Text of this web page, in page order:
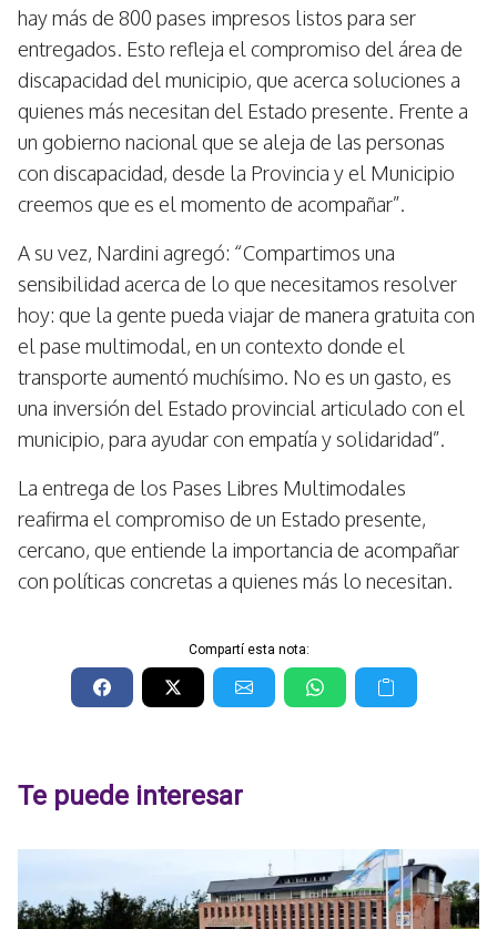
hay más de 800 pases impresos listos para ser
entregados. Esto refleja el compromiso del área de
discapacidad del municipio, que acerca soluciones a
quienes más necesitan del Estado presente. Frente a
un gobierno nacional que se aleja de las personas
con discapacidad, desde la Provincia y el Municipio
creemos que es el momento de acompañar”.
A su vez, Nardini agregó: “Compartimos una
sensibilidad acerca de lo que necesitamos resolver
hoy: que la gente pueda viajar de manera gratuita con
el pase multimodal, en un contexto donde el
transporte aumentó muchísimo. No es un gasto, es
una inversión del Estado provincial articulado con el
municipio, para ayudar con empatía y solidaridad”.
La entrega de los Pases Libres Multimodales
reafirma el compromiso de un Estado presente,
cercano, que entiende la importancia de acompañar
con políticas concretas a quienes más lo necesitan.
Compartí esta nota:
Te puede interesar